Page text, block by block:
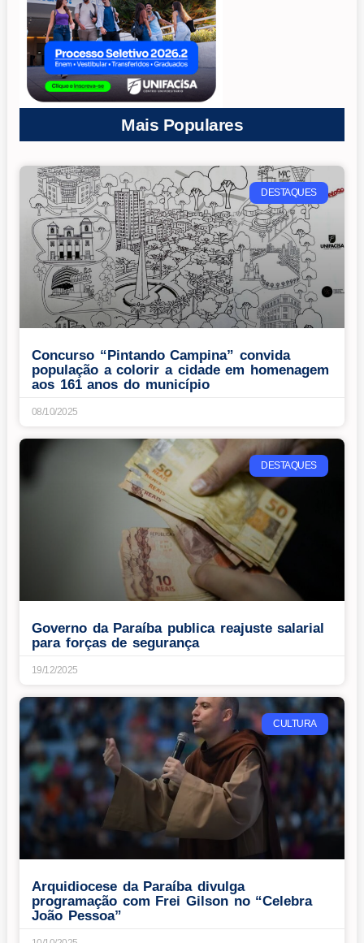
Mais Populares
DESTAQUES
Concurso “Pintando Campina” convida
população a colorir a cidade em homenagem
aos 161 anos do município
08/10/2025
DESTAQUES
Governo da Paraíba publica reajuste salarial
para forças de segurança
19/12/2025
CULTURA
Arquidiocese da Paraíba divulga
programação com Frei Gilson no “Celebra
João Pessoa”